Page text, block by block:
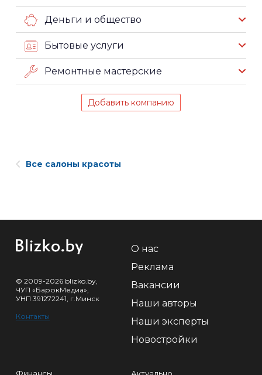
Деньги и общество
Бытовые услуги
Ремонтные мастерские
Добавить компанию
Все салоны красоты
© 2009-2026 blizko.by,
ЧУП «БарокМедиа»,
УНП 391272241, г.Минск
Контакты
О нас
Реклама
Вакансии
Наши авторы
Наши эксперты
Новостройки
Финансы Актуально